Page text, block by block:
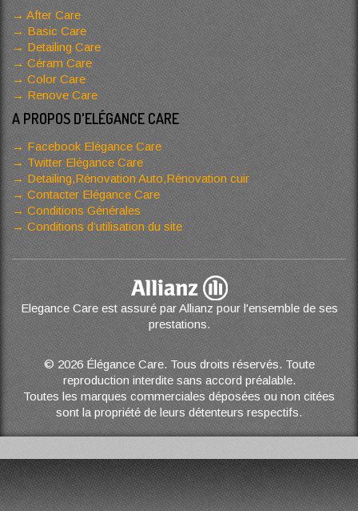
After Care
Basic Care
Detailing Care
Céram Care
Color Care
Renove Care
A PROPOS D'ELÉGANCE CARE
Facebook Elégance Care
Twitter Elégance Care
Detailing,Rénovation Auto,Rénovation cuir
Contacter Elégance Care
Conditions Générales
Conditions d’utilisation du site
Elegance Care est assuré par Allianz pour l'ensemble de ses
prestations.
© 2026 Élégance Care. Tous droits réservés. Toute
reproduction interdite sans accord préalable.
Toutes les marques commerciales déposées ou non citées
sont la propriété de leurs détenteurs respectifs.